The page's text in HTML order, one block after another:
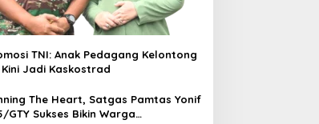
TNI: Anak Pedagang Kelontong
Jadi Kaskostrad
The Heart, Satgas Pamtas Yonif
GTY Sukses Bikin Warga